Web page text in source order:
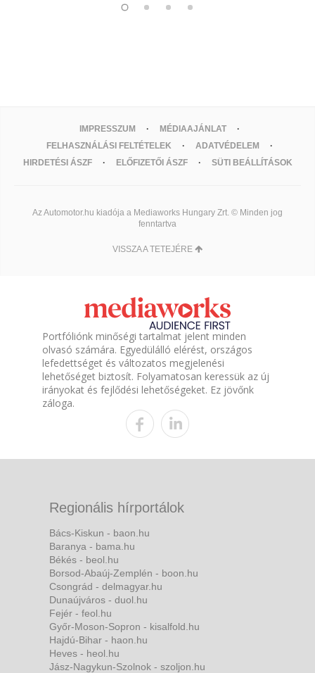
IMPRESSZUM
MÉDIAAJÁNLAT
FELHASZNÁLÁSI FELTÉTELEK
ADATVÉDELEM
HIRDETÉSI ÁSZF
ELŐFIZETŐI ÁSZF SÜTI BEÁLLÍTÁSOK
Az Automotor.hu kiadója a Mediaworks Hungary Zrt. © Minden jog
fenntartva
VISSZA A TETEJÉRE
Portfóliónk minőségi tartalmat jelent minden
olvasó számára. Egyedülálló elérést, országos
lefedettséget és változatos megjelenési
lehetőséget biztosít. Folyamatosan keressük az új
irányokat és fejlődési lehetőségeket. Ez jövőnk
záloga.
Regionális hírportálok
Bács-Kiskun - baon.hu
Baranya - bama.hu
Békés - beol.hu
Borsod-Abaúj-Zemplén - boon.hu
Csongrád - delmagyar.hu
Dunaújváros - duol.hu
Fejér - feol.hu
Győr-Moson-Sopron - kisalfold.hu
Hajdú-Bihar - haon.hu
Heves - heol.hu
Jász-Nagykun-Szolnok - szoljon.hu